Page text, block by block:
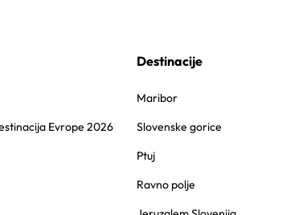
Evrope 2026
Destinacije
Maribor
Slovenske gorice
Ptuj
Ravno polje